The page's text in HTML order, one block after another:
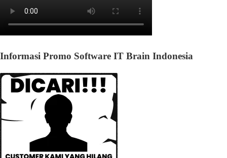
Informasi Promo Software IT Brain Indonesia